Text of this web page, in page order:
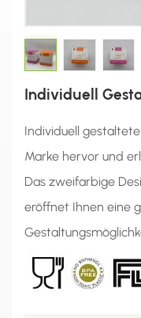
Individuell
Individuell
Marke hervor und
Das zweifarbige
eröffnet Ihnen eine